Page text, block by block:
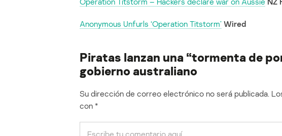
Anonymous Unfurls ‘Operation Titstorm’ Wired
Piratas lanzan una “tormenta de
gobierno australiano
Su dirección de correo electrónico no será publicada.
con *